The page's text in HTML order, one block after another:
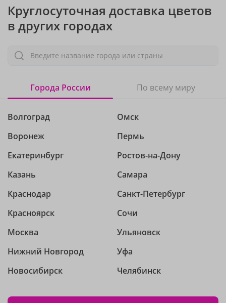
Круглосуточная доставка цветов
в других городах
Введите название города или страны
Города России По всему миру
Волгоград
Воронеж
Екатеринбург
Казань
Краснодар
Красноярск
Москва
Нижний Новгород
Новосибирск
Омск
Пермь
Ростов-на-Дону
Самара
Санкт-Петербург
Сочи
Ульяновск
Уфа
Челябинск